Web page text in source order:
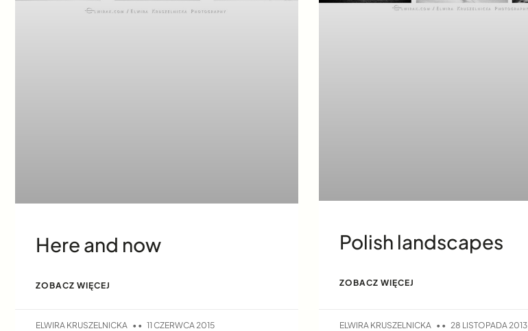
Here and now
ZOBACZ WIĘCEJ
ELWIRA KRUSZELNICKA 11 CZERWCA 2015
Polish landscapes
ZOBACZ WIĘCEJ
ELWIRA KRUSZELNICKA 28 LISTOPADA 2013